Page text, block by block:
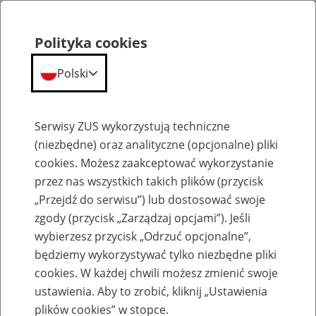
Emerytury
Baza zlikwidowanych lub
przekształconych zakładów pracy
Polityka cookies
Polski
Serwisy ZUS wykorzystują techniczne
(niezbędne) oraz analityczne (opcjonalne) pliki
cookies. Możesz zaakceptować wykorzystanie
przez nas wszystkich takich plików (przycisk
„Przejdź do serwisu”) lub dostosować swoje
zgody (przycisk „Zarządzaj opcjami”). Jeśli
wybierzesz przycisk „Odrzuć opcjonalne”,
będziemy wykorzystywać tylko niezbędne pliki
cookies. W każdej chwili możesz zmienić swoje
ustawienia. Aby to zrobić, kliknij „Ustawienia
plików cookies” w stopce.